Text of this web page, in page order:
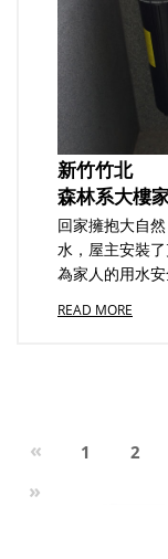
新竹竹北
森林系大樓
回家擁抱大自
水，屋主安裝
為家人的用水
READ MORE
« Previous
1 2
»